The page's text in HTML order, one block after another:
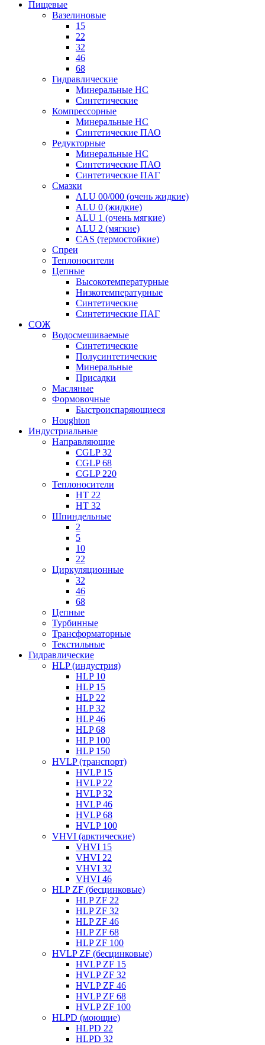
Пищевые
Вазелиновые
15
22
32
46
68
Гидравлические
Минеральные HC
Синтетические
Компрессорные
Минеральные HC
Синтетические ПАО
Редукторные
Минеральные HC
Синтетические ПАО
Синтетические ПАГ
Смазки
ALU 00/000 (очень жидкие)
ALU 0 (жидкие)
ALU 1 (очень мягкие)
ALU 2 (мягкие)
CAS (термостойкие)
Спреи
Теплоносители
Цепные
Высокотемпературные
Низкотемпературные
Синтетические
Синтетические ПАГ
СОЖ
Водосмешиваемые
Синтетические
Полусинтетические
Минеральные
Присадки
Масляные
Формовочные
Быстроиспаряющиеся
Houghton
Индустриальные
Направляющие
CGLP 32
CGLP 68
CGLP 220
Теплоносители
HT 22
HT 32
Шпиндельные
2
5
10
22
Циркуляционные
32
46
68
Цепные
Турбинные
Трансформаторные
Текстильные
Гидравлические
HLP (индустрия)
HLP 10
HLP 15
HLP 22
HLP 32
HLP 46
HLP 68
HLP 100
HLP 150
HVLP (транспорт)
HVLP 15
HVLP 22
HVLP 32
HVLP 46
HVLP 68
HVLP 100
VHVI (арктические)
VHVI 15
VHVI 22
VHVI 32
VHVI 46
HLP ZF (бесцинковые)
HLP ZF 22
HLP ZF 32
HLP ZF 46
HLP ZF 68
HLP ZF 100
HVLP ZF (бесцинковые)
HVLP ZF 15
HVLP ZF 32
HVLP ZF 46
HVLP ZF 68
HVLP ZF 100
HLPD (моющие)
HLPD 22
HLPD 32